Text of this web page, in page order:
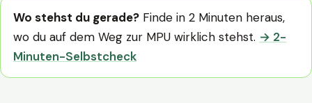
Wo stehst du gerade? Finde in 2 Minuten heraus,
wo du auf dem Weg zur MPU wirklich stehst. → 2-
Minuten-Selbstcheck